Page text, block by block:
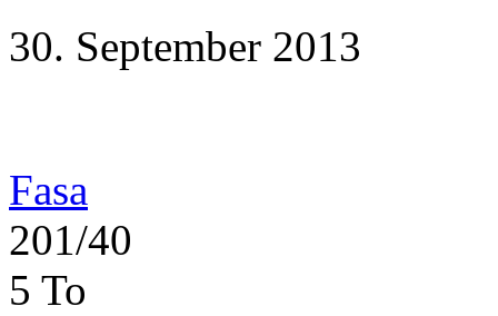
30. September 2013
Fasa
201/40
5 To